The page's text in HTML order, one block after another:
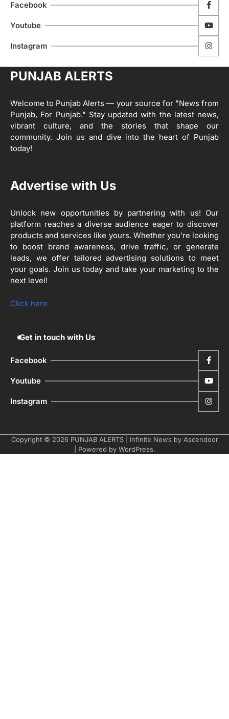
5
ਮੋਦੀ ਜੀ ਪੁਲਿਸ ਦੇ ਦਮ ‘ਤੇ ਨੈਸ਼ਨਲ ਟਾਊਨਹਾਲ
ਅਗੇਂਸਟ ਈ-20 ਨੂੰ ਰੋਕਣ ਦੀ ਕੋਸ਼ਿਸ਼ ਕਰ ਰਹੇ
ਹਨ- ਕੇਜਰੀਵਾਲ
Editor
Editor
2
ਖੇਤੀਬਾੜੀ ਵਿਭਾਗ ਵੱਲੋਂ ‘ਮਿਸ਼ਨ ਫਾਰ ਕਾਟਨ
ਪ੍ਰੋਡਕਟੀਵਿਟੀ’ ਅਧੀਨ ਪਿੰਡ ਬਧਾਈ ਵਿਖੇ ‘ਖੇਤ
ਰਾਸ਼ਟਰੀ ਮਨੁੱਖੀ ਅਧਿਕਾਰ ਕਮਿਸ਼ਨ ਦੇ ਮੈਂਬਰ
ਸਕੀਮਾਂ ਦਾ ਜਾਇਜ਼ਾ
Editor
4
ਹੁਸ਼ਿਆਰਪੁਰ ਜ਼ਿਲ੍ਹੇ ਵ‘ ਈ.ਐੱਫ. ਡਿਜੀਟਾਈਜ਼ੇਸ਼ਨ
ਦਾ ਕੰਮ 99.92 ਫੀਸਦੀ ਮੁਕੰਮਲ: ਜ਼ਿਲ੍ਹਾ ਚੋਣ
ਅਫ਼ਸਰ
Editor
Facebook
Youtube
Instagram
PUNJAB ALERTS
Welcome to Punjab Alerts — your source for "News from
Punjab, For Punjab." Stay updated with the latest news,
vibrant culture, and the stories that shape our
community. Join us and dive into the heart of Punjab
today!
Advertise with Us
Unlock new opportunities by partnering with us! Our
platform reaches a diverse audience eager to discover
products and services like yours. Whether you’re looking
to boost brand awareness, drive traffic, or generate
leads, we offer tailored advertising solutions to meet
your goals. Join us today and take your marketing to the
next level!
Click here
Get in touch with Us
Facebook
Youtube
Instagram
Copyright © 2026 PUNJAB ALERTS| Infinite News by Ascendoor
| Powered by WordPress.